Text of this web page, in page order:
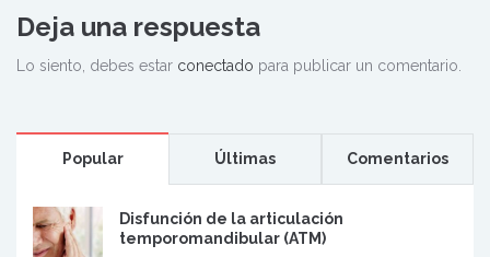
Deja una respuesta
Lo siento, debes estar conectado para publicar un comentario.
Popular Últimas Comentarios
Disfunción de la articulación
temporomandibular (ATM)